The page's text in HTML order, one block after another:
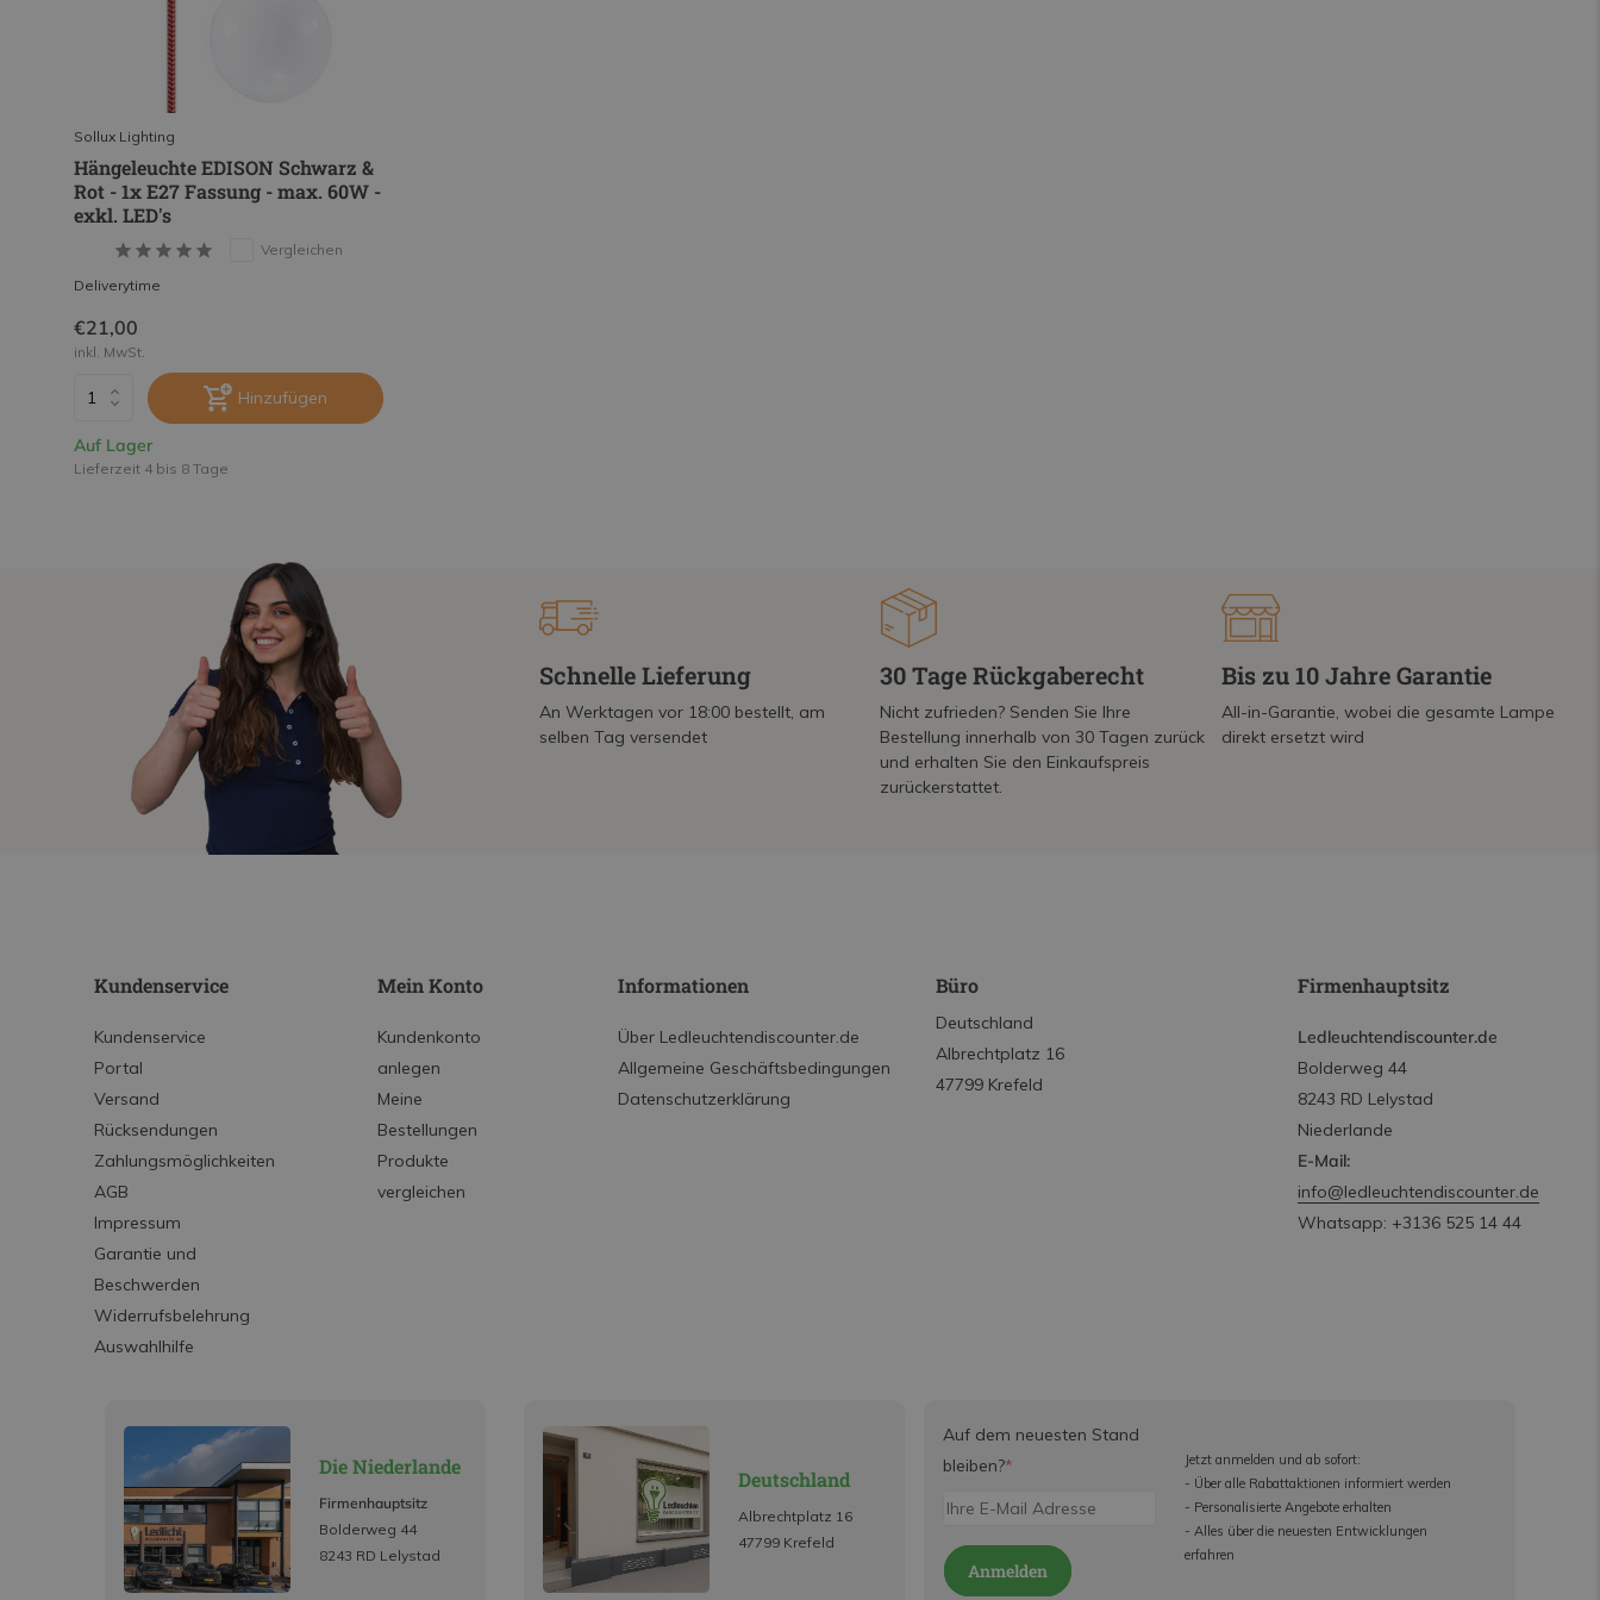
Sollux Lighting
Hängeleuchte EDISON Schwarz &
Rot - 1x E27 Fassung - max. 60W -
exkl. LED's
Vergleichen
Deliverytime
€21,00
inkl. MwSt.
Hinzufügen
Auf Lager
Lieferzeit 4 bis 8 Tage
Schnelle Lieferung
An Werktagen vor 18:00 bestellt, am
selben Tag versendet
30 Tage Rückgaberecht
Nicht zufrieden? Senden Sie Ihre
Bestellung innerhalb von 30 Tagen zurück
und erhalten Sie den Einkaufspreis
zurückerstattet.
Bis zu 10 Jahre Garantie
All-in-Garantie, wobei die gesamte Lampe
direkt ersetzt wird
Kundenservice
Kundenservice
Portal
Versand
Rücksendungen
Zahlungsmöglichkeiten
AGB
Impressum
Garantie und
Beschwerden
Widerrufsbelehrung
Auswahlhilfe
Mein Konto
Kundenkonto
anlegen
Meine
Bestellungen
Produkte
vergleichen
Informationen
Über Ledleuchtendiscounter.de
Allgemeine Geschäftsbedingungen
Datenschutzerklärung
Büro
Deutschland
Albrechtplatz 16
47799 Krefeld
Firmenhauptsitz
Ledleuchtendiscounter.de
Bolderweg 44
8243 RD Lelystad
Niederlande
E-Mail:
info@ledleuchtendiscounter.de
Whatsapp: +3136 525 14 44
Die Niederlande
Firmenhauptsitz
Bolderweg 44
8243 RD Lelystad
Deutschland
Albrechtplatz 16
47799 Krefeld
Auf dem neuesten Stand
bleiben?*
Anmelden
Jetzt anmelden und ab sofort:
- Über alle Rabattaktionen informiert werden
- Personalisierte Angebote erhalten
- Alles über die neuesten Entwicklungen
erfahren